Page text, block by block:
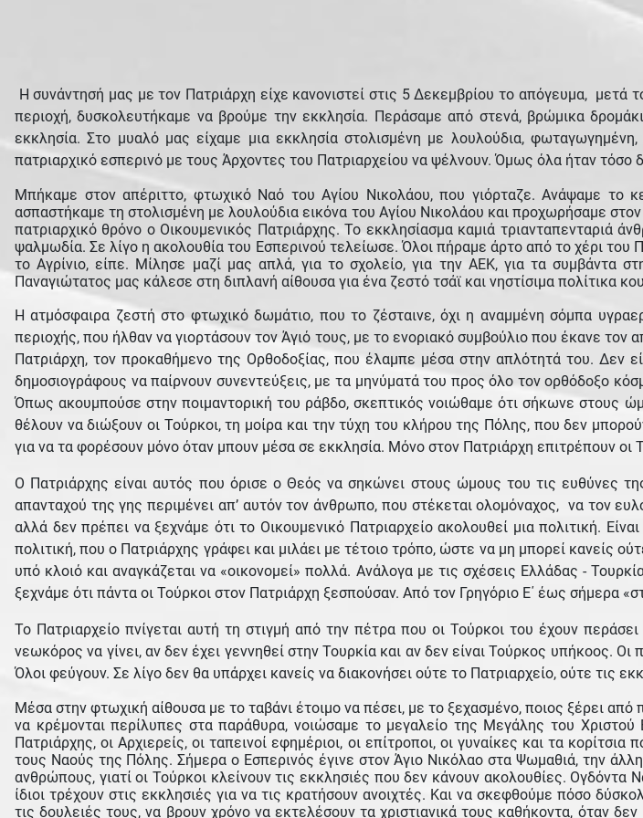
Η συνάντησή μας με τον Πατριάρχη είχε κανονιστεί στις 5 Δεκεμβρίου το απόγευμα,
περιοχή, δυσκολευτήκαμε να βρούμε την εκκλησία. Περάσαμε από στενά, βρώμικα
εκκλησία. Στο μυαλό μας είχαμε μια εκκλησία στολισμένη με λουλούδια,
πατριαρχικό εσπερινό με τους Άρχοντες του Πατριαρχείου να ψέλνουν. Όμως όλα ήταν
Μπήκαμε στον απέριττο, φτωχικό Ναό του Αγίου Νικολάου, που γιόρταζε. Ανάψαμε το
ασπαστήκαμε τη στολισμένη με λουλούδια εικόνα του Αγίου Νικολάου και προχωρήσαμε
πατριαρχικό θρόνο ο Οικουμενικός Πατριάρχης. Το εκκλησίασμα καμιά τριανταπενταριά
ψαλμωδία. Σε λίγο η ακολουθία του Εσπερινού τελείωσε. Όλοι πήραμε άρτο από το χέρι
το Αγρίνιο, είπε. Μίλησε μαζί μας απλά, για το σχολείο, για την ΑΕΚ, για τα
Παναγιώτατος μας κάλεσε στη διπλανή αίθουσα για ένα ζεστό τσάϊ και νηστίσιμα
Η ατμόσφαιρα ζεστή στο φτωχικό δωμάτιο, που το ζέσταινε, όχι η αναμμένη σόμπα
περιοχής, που ήλθαν να γιορτάσουν τον Άγιό τους, με το ενοριακό συμβούλιο που έκανε τον
Πατριάρχη, τον προκαθήμενο της Ορθοδοξίας, που έλαμπε μέσα στην απλότητά του. Δεν
δημοσιογράφους να παίρνουν συνεντεύξεις, με τα μηνύματά του προς όλο τον ορθόδοξο
Όπως ακουμπούσε στην ποιμαντορική του ράβδο, σκεπτικός νοιώθαμε ότι σήκωνε στους
θέλουν να διώξουν οι Τούρκοι, τη μοίρα και την τύχη του κλήρου της Πόλης, που δεν
για να τα φορέσουν μόνο όταν μπουν μέσα σε εκκλησία. Μόνο στον Πατριάρχη επιτρέπουν οι
Ο Πατριάρχης είναι αυτός που όρισε ο Θεός να σηκώνει στους ώμους του τις ευθύνες
απανταχού της γης περιμένει απ’ αυτόν τον άνθρωπο, που στέκεται ολομόναχος, να τον
αλλά δεν πρέπει να ξεχνάμε ότι το Οικουμενικό Πατριαρχείο ακολουθεί μια πολιτική.
πολιτική, που ο Πατριάρχης γράφει και μιλάει με τέτοιο τρόπο, ώστε να μη μπορεί κανείς
υπό κλοιό και αναγκάζεται να «οικονομεί» πολλά. Ανάλογα με τις σχέσεις Ελλάδας -
ξεχνάμε ότι πάντα οι Τούρκοι στον Πατριάρχη ξεσπούσαν. Από τον Γρηγόριο Ε΄ έως σήμερα
Το Πατριαρχείο πνίγεται αυτή τη στιγμή από την πέτρα που οι Τούρκοι του έχουν
νεωκόρος να γίνει, αν δεν έχει γεννηθεί στην Τουρκία και αν δεν είναι Τούρκος υπήκοος. Οι
Όλοι φεύγουν. Σε λίγο δεν θα υπάρχει κανείς να διακονήσει ούτε το Πατριαρχείο, ούτε τις
Μέσα στην φτωχική αίθουσα με το ταβάνι έτοιμο να πέσει, με το ξεχασμένο, ποιος ξέρει από
να κρέμονται περίλυπες στα παράθυρα, νοιώσαμε το μεγαλείο της Μεγάλης του
Πατριάρχης, οι Αρχιερείς, οι ταπεινοί εφημέριοι, οι επίτροποι, οι γυναίκες και τα
τους Ναούς της Πόλης. Σήμερα ο Εσπερινός έγινε στον Άγιο Νικόλαο στα Ψωμαθιά, την
ανθρώπους, γιατί οι Τούρκοι κλείνουν τις εκκλησιές που δεν κάνουν ακολουθίες. Ογδόντα
ίδιοι τρέχουν στις εκκλησιές για να τις κρατήσουν ανοιχτές. Και να σκεφθούμε πόσο
τις δουλειές τους, να βρουν χρόνο να εκτελέσουν τα χριστιανικά τους καθήκοντα, όταν